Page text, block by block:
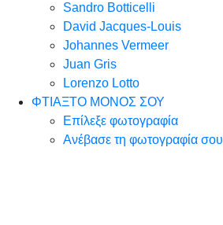
Sandro Botticelli
David Jacques-Louis
Johannes Vermeer
Juan Gris
Lorenzo Lotto
ΦΤΙΑΞΤΟ ΜΟΝΟΣ ΣΟΥ
Επίλεξε φωτογραφία
Ανέβασε τη φωτογραφία σου